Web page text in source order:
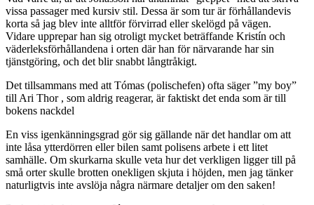
vissa passager med kursiv stil. Dessa är som tur är förhållandevis
korta så jag blev inte alltför förvirrad eller skelögd på vägen.
Vidare upprepar han sig otroligt mycket beträffande Kristín och
väderleksförhållandena i orten där han för närvarande har sin
tjänstgöring, och det blir snabbt långtråkigt.
Det tillsammans med att Tómas (polischefen) ofta säger ”my boy”
till Ari Thor , som aldrig reagerar, är faktiskt det enda som är till
bokens nackdel
En viss igenkänningsgrad gör sig gällande när det handlar om att
inte låsa ytterdörren eller bilen samt polisens arbete i ett litet
samhälle. Om skurkarna skulle veta hur det verkligen ligger till på
små orter skulle brotten onekligen skjuta i höjden, men jag tänker
naturligtvis inte avslöja några närmare detaljer om den saken!